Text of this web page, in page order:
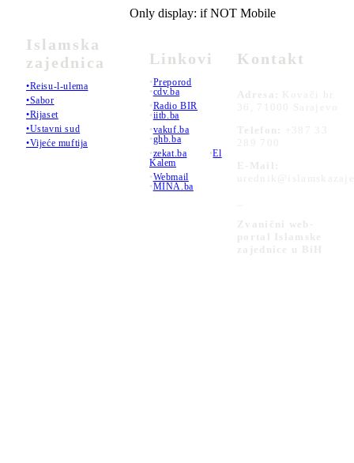
Islamska
zajednica
•Reisu-l-ulema
•Sabor
•Rijaset
•Ustavni sud
•Vijeće muftija
Only display: if NOT Mobile
Linkovi
•Preporod
•cdv.ba
•Radio BIR
•iitb.ba
•vakuf.ba
•ghb.ba
•zekat.ba •El
Kalem
•Webmail
•MINA.ba
Kontakt
Adresa:
Kovači br.
36, 71000 Sarajevo
Telefon:
+387 33
289 700
E-Mail:
Zvanični web-
portal Islamske
zajednice u BiH